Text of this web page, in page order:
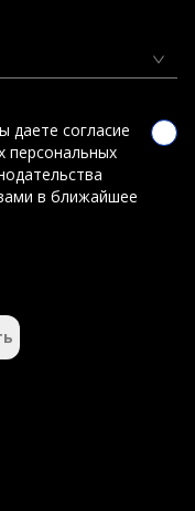
даете согласие
персональных
в ближайшее